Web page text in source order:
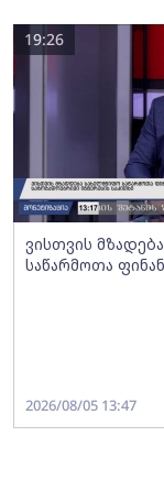
ვისთვის
საწარმოთა
19:26
2026/08/05 13:47